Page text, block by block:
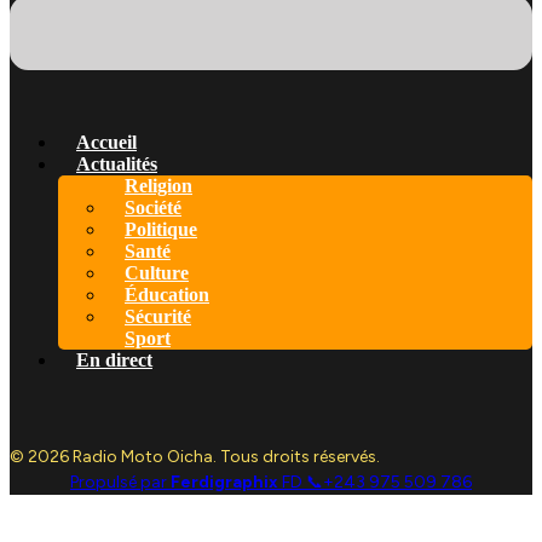
Accueil
Actualités
Religion
Société
Politique
Santé
Culture
Éducation
Sécurité
Sport
En direct
© 2026 Radio Moto Oicha. Tous droits réservés.
Propulsé par Ferdigraphix FD 📞+243 975 509 786